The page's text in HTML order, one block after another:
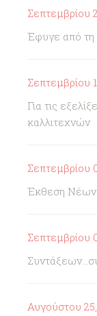
Σεπτεμβρίου
Έφυγε από τη
Σεπτεμβρίου
Για τις
καλλιτεχνών
Σεπτεμβρίου
Έκθεση
Σεπτεμβρίου
Αυγούστου